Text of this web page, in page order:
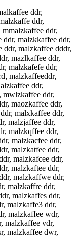
ddr,
ddr,
ddr,
ddr, malzkkaffee ddr,
ddr, malzkaffee dddr,
mazlkaffee ddr,
malzkafefe ddr,
malzkaffeeddr,
ddr,
mwlzkaffee ddr,
maozkaffee ddr,
malxkaffee ddr,
malzjaffee ddr,
malzkqffee ddr,
malzkacfee ddr,
malzkatfee ddr,
malzkafcee ddr,
malzkaftee ddr,
malzkaffwe ddr,
malzkaffre ddr,
malzkaffes ddr,
malzkaffe3 ddr,
malzkaffee wdr,
malzkaffee vdr,
malzkaffee dwr,